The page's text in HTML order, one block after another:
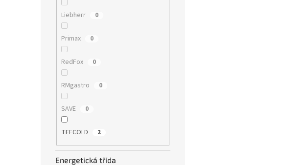
Liebherr 0
Primax 0
RedFox 0
RMgastro 0
SAVE 0
TEFCOLD 2
Energetická třída